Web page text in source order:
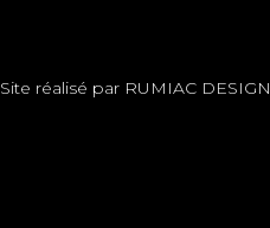
Site réalisé par RUMIAC DESIGN